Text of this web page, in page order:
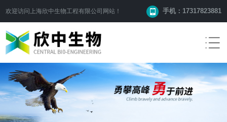
欢迎访问 上海欣中生物工程有限公司 网站！ 手机：17317823881